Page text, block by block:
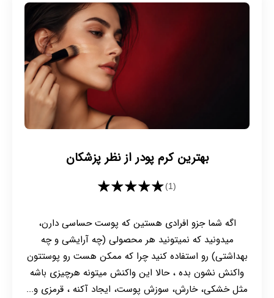
بهترین کرم پودر از نظر پزشکان
★★★★★(1)
اگه شما جزو افرادی هستین که پوست حساسی دارن،
میدونید که نمیتونید هر محصولی (چه آرایشی و چه
بهداشتی) رو استفاده کنید چرا که ممکن هست رو پوستتون
واکنش نشون بده ، حالا این واکنش میتونه هرچیزی باشه
مثل خشکی، خارش، سوزش پوست، ایجاد آکنه ، قرمزی و...